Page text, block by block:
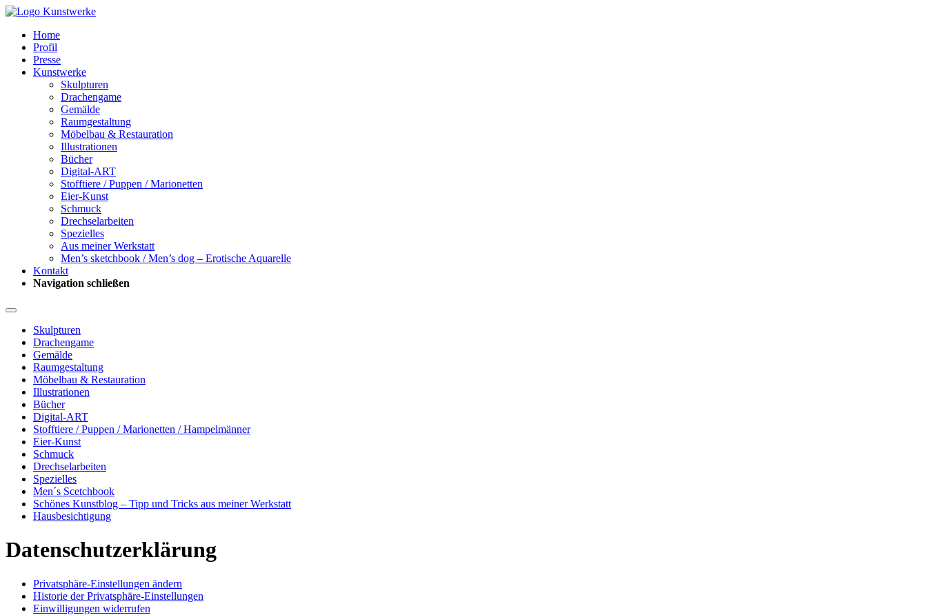
Home
Profil
Presse
Kunstwerke
Skulpturen
Drachengame
Gemälde
Raumgestaltung
Möbelbau & Restauration
Illustrationen
Bücher
Digital-ART
Stofftiere / Puppen / Marionetten
Eier-Kunst
Schmuck
Drechselarbeiten
Spezielles
Aus meiner Werkstatt
Men’s sketchbook / Men’s dog – Erotische Aquarelle
Kontakt
Navigation schließen
Skulpturen
Drachengame
Gemälde
Raumgestaltung
Möbelbau & Restauration
Illustrationen
Bücher
Digital-ART
Stofftiere / Puppen / Marionetten / Hampelmänner
Eier-Kunst
Schmuck
Drechselarbeiten
Spezielles
Men´s Scetchbook
Schönes Kunstblog – Tipp und Tricks aus meiner Werkstatt
Hausbesichtigung
Datenschutzerklärung
Privatsphäre-Einstellungen ändern
Historie der Privatsphäre-Einstellungen
Einwilligungen widerrufen